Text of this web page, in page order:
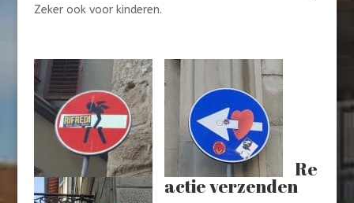
Zeker ook voor kinderen.
Re
actie verzenden